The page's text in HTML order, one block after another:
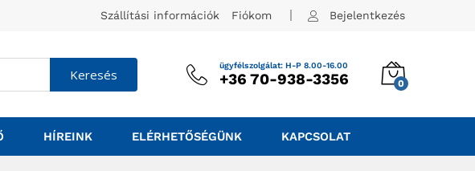
Szállítási információk Fiókom Bejelentkezés
Keresés
ügyfélszolgálat: H-P 8.00-16.00
+36 70-938-3356 0
HÍREINK ELÉRHETŐSÉGÜNK KAPCSOLAT